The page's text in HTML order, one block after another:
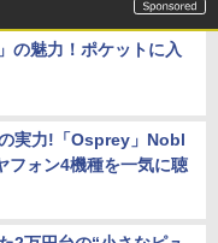
の魅力！ポケットに入
実力!「Osprey」Nobl
ォン4機種を一気に聴